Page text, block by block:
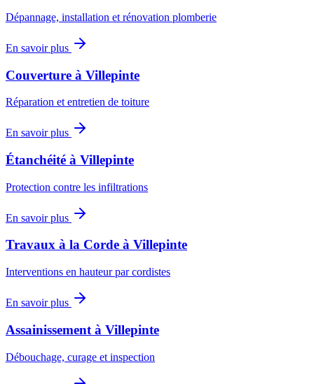
Dépannage, installation et rénovation plomberie
En savoir plus
Couverture à Villepinte
Réparation et entretien de toiture
En savoir plus
Étanchéité à Villepinte
Protection contre les infiltrations
En savoir plus
Travaux à la Corde à Villepinte
Interventions en hauteur par cordistes
En savoir plus
Assainissement à Villepinte
Débouchage, curage et inspection